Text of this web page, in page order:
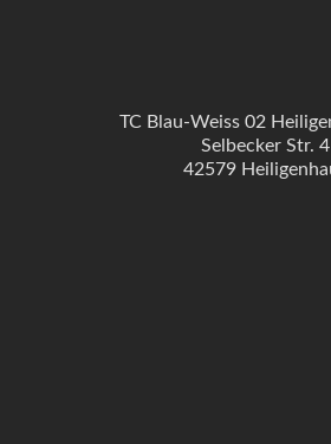
TC Blau-Weiss 02
Selbecker Str. 4
42579